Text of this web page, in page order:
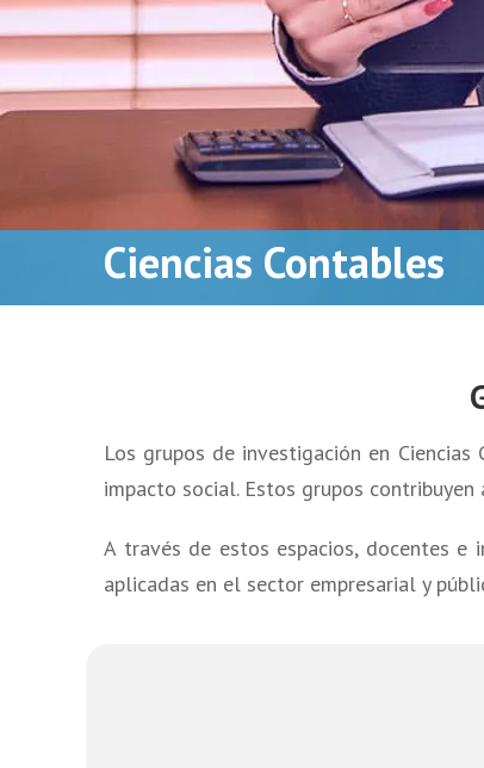
Ciencias Contables
Los grupos de investigación en
impacto social. Estos grupos
A través de estos espacios, docentes
aplicadas en el sector empresarial y